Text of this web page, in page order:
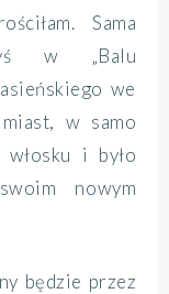
Sama
w „Balu
we
w samo
włosku i było
nowym
będzie przez